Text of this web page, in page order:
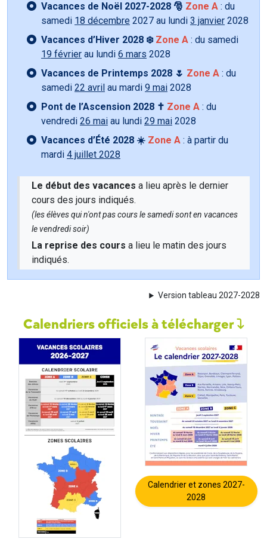
Vacances de Noël 2027-2028 🎅 Zone A : du
samedi 18 décembre 2027 au lundi 3 janvier 2028
Vacances d’Hiver 2028 ❄️ Zone A : du samedi
19 février au lundi 6 mars 2028
Vacances de Printemps 2028 🌷 Zone A : du
samedi 22 avril au mardi 9 mai 2028
Pont de l’Ascension 2028 ✝️ Zone A : du
vendredi 26 mai au lundi 29 mai 2028
Vacances d’Été 2028 ☀️ Zone A : à partir du
mardi 4 juillet 2028
Le début des vacances a lieu après le dernier
cours des jours indiqués.
(les élèves qui n'ont pas cours le samedi sont en vacances
le vendredi soir)
La reprise des cours a lieu le matin des jours
indiqués.
Version tableau 2027-2028
Calendriers officiels à télécharger
Calendrier et zones 2027-
2028